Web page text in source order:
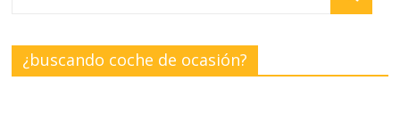
¿buscando coche de ocasión?